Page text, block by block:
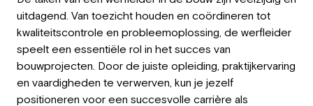
uitdagend. Van toezicht houden en coördineren tot
kwaliteitscontrole en probleemoplossing, de werfleider
speelt een essentiële rol in het succes van
bouwprojecten. Door de juiste opleiding, praktijkervaring
en vaardigheden te verwerven, kun je jezelf
positioneren voor een succesvolle carrière als